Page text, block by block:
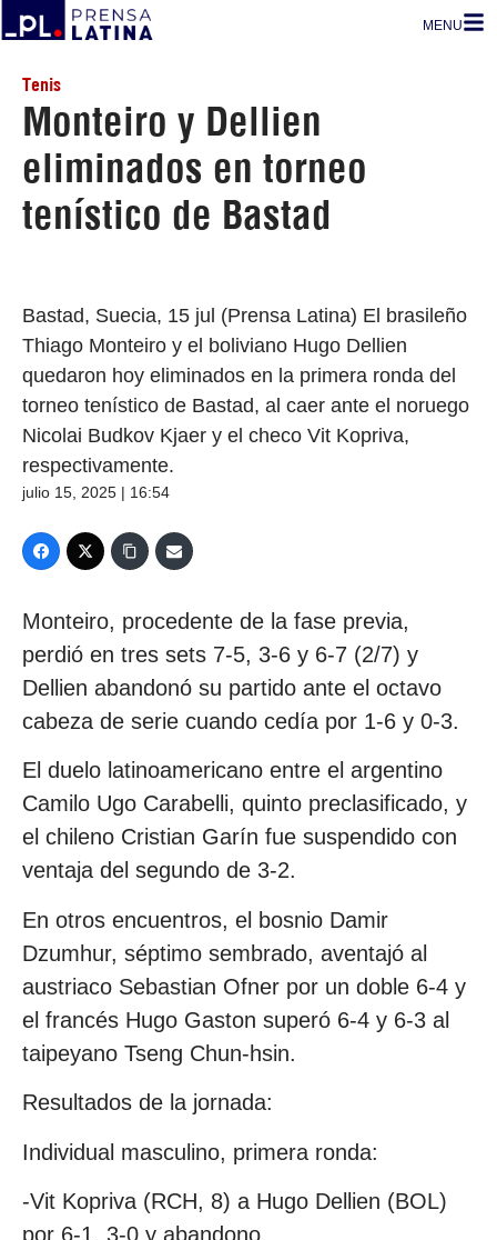
MENU
Tenis
Monteiro y Dellien
eliminados en torneo
tenístico de Bastad
Bastad, Suecia, 15 jul (Prensa Latina) El brasileño
Thiago Monteiro y el boliviano Hugo Dellien
quedaron hoy eliminados en la primera ronda del
torneo tenístico de Bastad, al caer ante el noruego
Nicolai Budkov Kjaer y el checo Vit Kopriva,
respectivamente.
julio 15, 2025 | 16:54
Monteiro, procedente de la fase previa,
perdió en tres sets 7-5, 3-6 y 6-7 (2/7) y
Dellien abandonó su partido ante el octavo
cabeza de serie cuando cedía por 1-6 y 0-3.
El duelo latinoamericano entre el argentino
Camilo Ugo Carabelli, quinto preclasificado, y
el chileno Cristian Garín fue suspendido con
ventaja del segundo de 3-2.
En otros encuentros, el bosnio Damir
Dzumhur, séptimo sembrado, aventajó al
austriaco Sebastian Ofner por un doble 6-4 y
el francés Hugo Gaston superó 6-4 y 6-3 al
taipeyano Tseng Chun-hsin.
Resultados de la jornada:
Individual masculino, primera ronda:
-Vit Kopriva (RCH, 8) a Hugo Dellien (BOL)
por 6-1, 3-0 y abandono.